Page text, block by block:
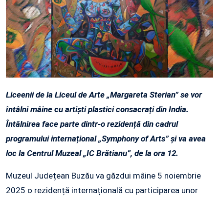
Liceenii de la Liceul de Arte „Margareta Sterian” se vor
întâlni mâine cu artiști plastici consacrați din India.
Întâlnirea face parte dintr-o rezidență din cadrul
programului internațional „Symphony of Arts” și va avea
loc la Centrul Muzeal „IC Brătianu”, de la ora 12.
Muzeul Județean Buzău va găzdui mâine 5 noiembrie
2025 o rezidență internațională cu participarea unor